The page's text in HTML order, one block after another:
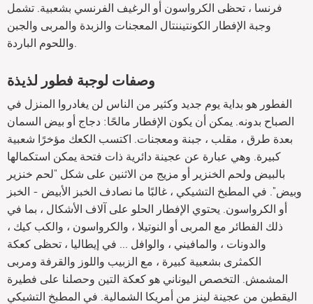
فرنسا ، تحظى الكرواسون أو الرغيف الفرنسي بشعبية. تشمل
وجبة الإفطار الكونتيننتال المعجنات والزبدة والمربى والجبن
واللحوم الباردة.
وصفات لوجبة فطور لذيذة
الفطور هو بداية يوم جديد وكثير من الناس لن يغادروا المنزل في
الصباح بدونه. يمكن أن يكون الإفطار مالحًا: دجاج أو بيض السمان
بعدة طرق ، مقلب ، جبنة ومعجنات. اكتسب الكعك مؤخرًا شعبية
كبيرة. وهي عبارة عن عجينة دائرية ذات فتحة يمكن استكمالها
بالبيض ولحم الخنزير أو مزيج من الاثنين على شكل "لحم خنزير
وبيض". في المطبخ التشيكي ، غالبًا ما نصادف الخبز الأبيض - الخبز
أو الكرواسون. يحتوي الإفطار الحلو على آلاف الأشكال ، بما في
ذلك الفطائر مع المربى أو النوتيلا ، والكرواسون ، والكب كيك ،
والدونات ، والمافيني ، والوافل ... في إيطاليا ، تحظى كعكة
الكمثرى بشعبية كبيرة ، مع الزبيب واللوز والقرفة ومربى
المشمش. التخصص اليوناني هو كعكة التين وحصلنا على فطيرة
اليقطين من عجينة لينز من أمريكا الشمالية. في المطبخ التشيكي